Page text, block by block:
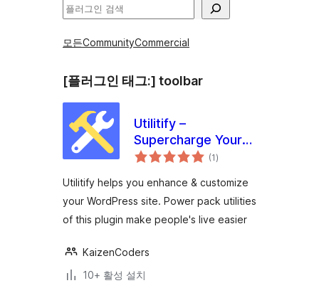
검
모든CommunityCommercial
[플러그인 태그:] toolbar
Utilitify –
Supercharge Your
WordPress Site
WordPress Utilities
(1전
체
점
)
Utilitify helps you enhance & customize
your WordPress site. Power pack utilities
of this plugin make people's live easier
KaizenCoders
10+ 활성 설치